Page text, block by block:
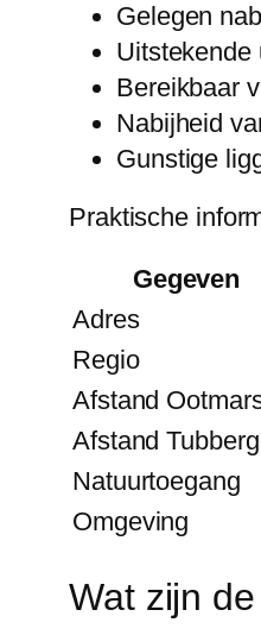
Gelegen
Uitstekende
Bereikbaar
Nabijheid
Gunstige
Praktische
Gegeven
Adres
Regio
Afstand
Afstand
Natuurtoegang
Omgeving
Wat zijn